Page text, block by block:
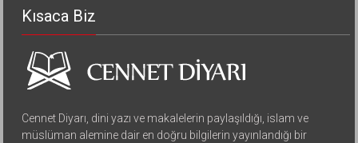
Kısaca Biz
Cennet Diyarı, dini yazı ve makalelerin paylaşıldığı, islam ve
müslüman alemine dair en doğru bilgilerin yayınlandığı bir